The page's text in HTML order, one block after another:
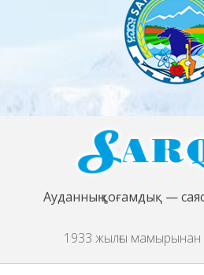
Ауданның қоғамдық —
1933 жылғы мамырынан